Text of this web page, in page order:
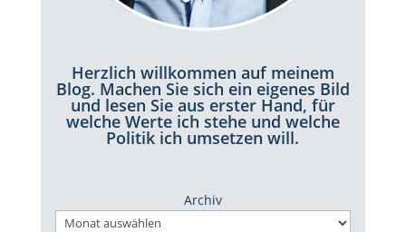
Herzlich willkommen auf meinem
Blog. Machen Sie sich ein eigenes Bild
und lesen Sie aus erster Hand, für
welche Werte ich stehe und welche
Politik ich umsetzen will.
Archiv